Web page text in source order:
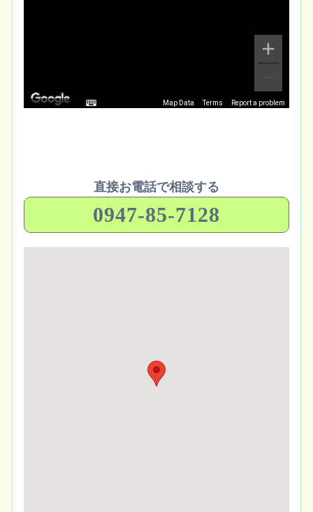
Map Data Terms Report a problem
直接お電話で相談する
0947-85-7128